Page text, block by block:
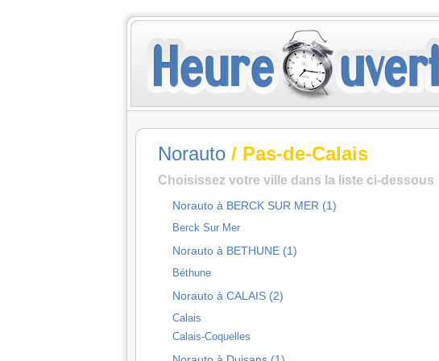
Norauto / Pas-de-Calais
Choisissez votre ville dans la liste ci-dessous
Norauto à BERCK SUR MER (1)
Berck Sur Mer
Norauto à BETHUNE (1)
Béthune
Norauto à CALAIS (2)
Calais
Calais-Coquelles